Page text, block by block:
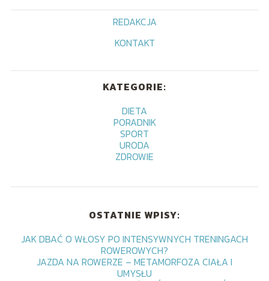
REDAKCJA
KONTAKT
KATEGORIE:
DIETA
PORADNIK
SPORT
URODA
ZDROWIE
OSTATNIE WPISY:
JAK DBAĆ O WŁOSY PO INTENSYWNYCH TRENINGACH
ROWEROWYCH?
JAZDA NA ROWERZE – METAMORFOZA CIAŁA I
UMYSŁU